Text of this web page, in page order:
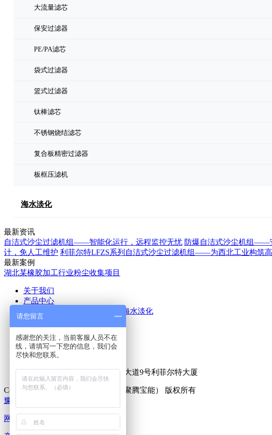
大流量滤芯
保安过滤器
PE/PA滤芯
袋式过滤器
篮式过滤器
钛棒滤芯
不锈钢烧结滤芯
复合板精密过滤器
板框压滤机
海水淡化
最新资讯
自洁式沙尘过滤机组——智能化运行，远程监控无忧 防爆自洁式沙尘机组——
计，免人工维护 利菲尔特LFZS系列自洁式沙尘过滤机组——为西北工业构筑
最新案例
湖北某橡胶加工行业粉尘收集项目
关于我们
产品中心
空气除尘
海水淡化
应用案例
公司新闻 行业新闻
联系我们
公司地址：新乡市牧野区宏力大道9号利菲尔特大厦
Copyright © 2025 利菲尔特（商标：聚腾宝能） 版权所有
豫ICP备18000213号-15
网站首页
请您留言
感谢您的关注，当前客服人员不在
线，请填写一下您的信息，我们会
尽快和您联系。